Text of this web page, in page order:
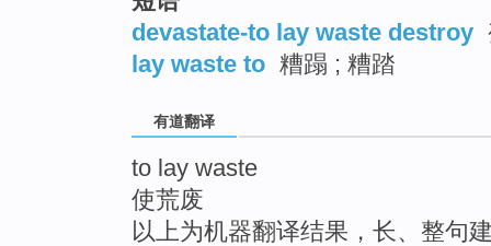
devastate-to lay waste destroy
lay waste to 糟蹋 ; 糟踏
有道翻译
to lay waste
使荒废
以上为机器翻译结果，长、整句